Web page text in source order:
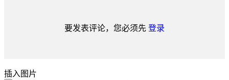
要发表评论，您必须先 登录
插入图片